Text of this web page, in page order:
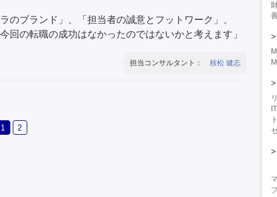
のブランド」、「担当者の誠意とフットワーク」、
回の転職の成功はなかったのではないかと考えます」
担当コンサルタント： 枝松 健志
1 2
ト